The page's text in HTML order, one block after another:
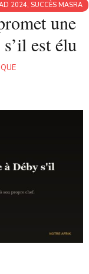
2024, SUCCÈS MASRA
une
est élu